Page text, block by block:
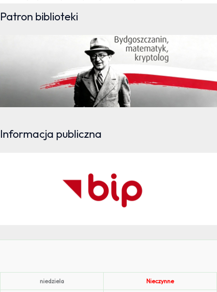
Patron biblioteki
Informacja publiczna
niedziela Nieczynne